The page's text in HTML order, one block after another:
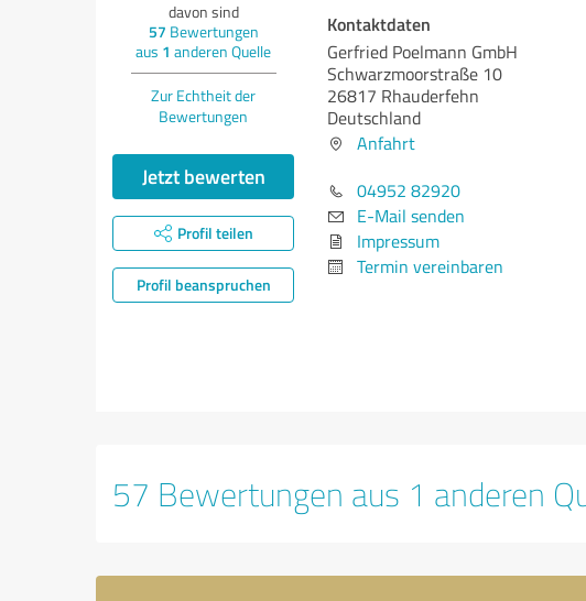
davon sind
57 Bewertungen
aus 1 anderen Quelle
Zur Echtheit der
Bewertungen
Jetzt bewerten
Profil teilen
Profil beanspruchen
Kontaktdaten
Gerfried Poelmann GmbH
Schwarzmoorstraße 10
26817 Rhauderfehn
Deutschland
Anfahrt
04952 82920
E-Mail senden
Impressum
Termin vereinbaren
57 Bewertungen aus 1 anderen